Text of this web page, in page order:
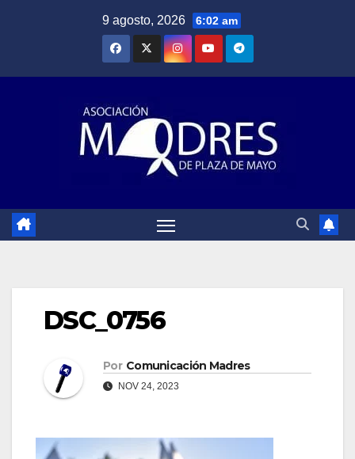
9 agosto, 2026 6:02 am
DSC_0756
Por Comunicación Madres
NOV 24, 2023